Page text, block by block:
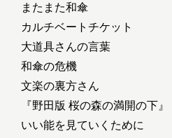
またまた和傘
カルチベートチケット
大道具さんの言葉
和傘の危機
文楽の裏方さん
『野田版 桜の森の満開の下』
いい能を見ていくために